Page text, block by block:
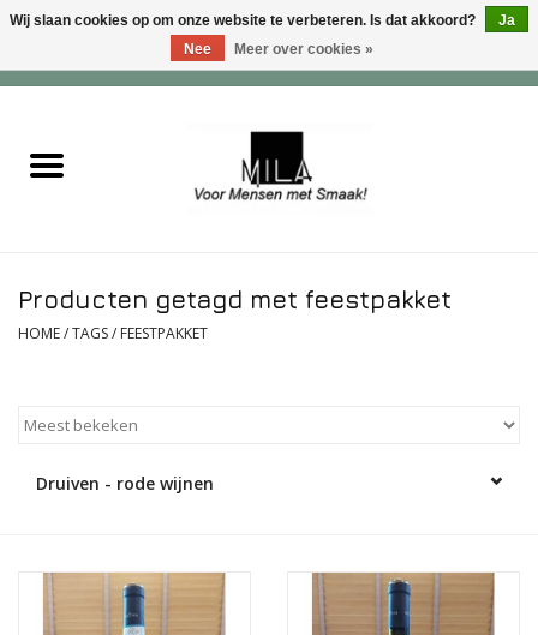
Zoet
OUTLET ! Geboorte,
huwelijk, communie,
Producten getagd met feestpakket
HOME/TAGS/ FEESTPAKKET
Druiven - rode wijnen
Wij slaan cookies op om onze website te verbeteren. Is dat akkoord?
Ja
Nee
Meer over cookies »